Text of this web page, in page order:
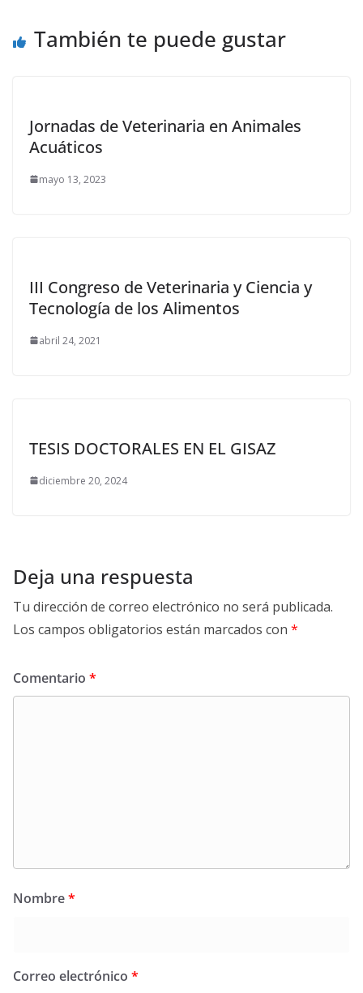
También te puede gustar
Jornadas de Veterinaria en Animales
Acuáticos
mayo 13, 2023
III Congreso de Veterinaria y Ciencia y
Tecnología de los Alimentos
abril 24, 2021
TESIS DOCTORALES EN EL GISAZ
diciembre 20, 2024
Deja una respuesta
Tu dirección de correo electrónico no será publicada.
Los campos obligatorios están marcados con *
Comentario *
Nombre*
Correo electrónico *